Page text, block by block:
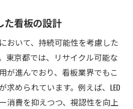
ーを活用したプロモーショ
場としてのデジタル看板
的インパクトを最大化する
プレイの活用法
た看板の設計
おいて、持続可能性を考慮した
東京都では、リサイクル可能な
が進んでおり、看板業界でもこ
求められています。例えば、LED
消費を抑えつつ、視認性を向上